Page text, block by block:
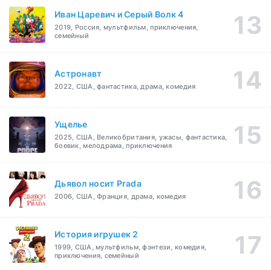
Иван Царевич и Серый Волк 4
2019, Россия, мультфильм, приключения,
семейный
Астронавт
2022, США, фантастика, драма, комедия
Ущелье
2025, США, Великобритания, ужасы, фантастика,
боевик, мелодрама, приключения
Дьявол носит Prada
2006, США, Франция, драма, комедия
История игрушек 2
1999, США, мультфильм, фэнтези, комедия,
приключения, семейный